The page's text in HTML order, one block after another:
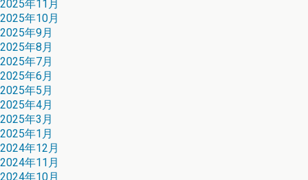
2025年11月
2025年10月
2025年9月
2025年8月
2025年7月
2025年6月
2025年5月
2025年4月
2025年3月
2025年1月
2024年12月
2024年11月
2024年10月